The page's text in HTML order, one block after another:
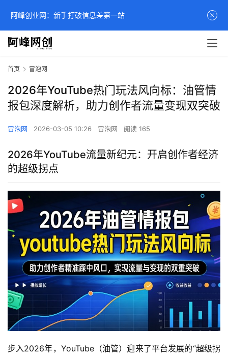
首页 冒泡网
2026年YouTube热门玩法风向标：油管情
报包深度解析，助力创作者流量变现双突破
冒泡网 2026-03-05 10:26 冒泡网 阅读 165
2026年YouTube流量新纪元：开启创作者经济
的超级拐点
步入2026年，YouTube（油管）迎来了平台发展的“超级拐
阿峰创业网：新手打破信息差第一站